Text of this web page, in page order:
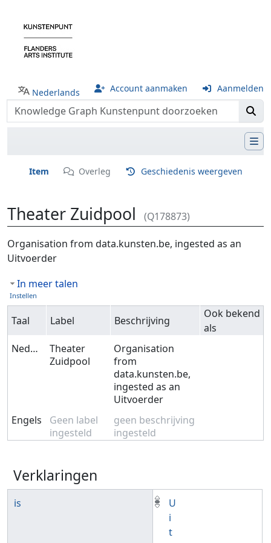
Nederlands Account aanmaken Aanmelden
Item Overleg Geschiedenis weergeven
Theater Zuidpool (Q178873)
Ga naar:navigatie,zoeken
Organisation from data.kunsten.be, ingested as an
Uitvoerder
In meer talen
Instellen
Taal Label Beschrijving
Ook bekend
als
Nederlands
Theater
Zuidpool
Organisation
from
data.kunsten.be,
ingested as an
Uitvoerder
Engels
Geen label
ingesteld
geen beschrijving
ingesteld
Verklaringen
is
U
i
t